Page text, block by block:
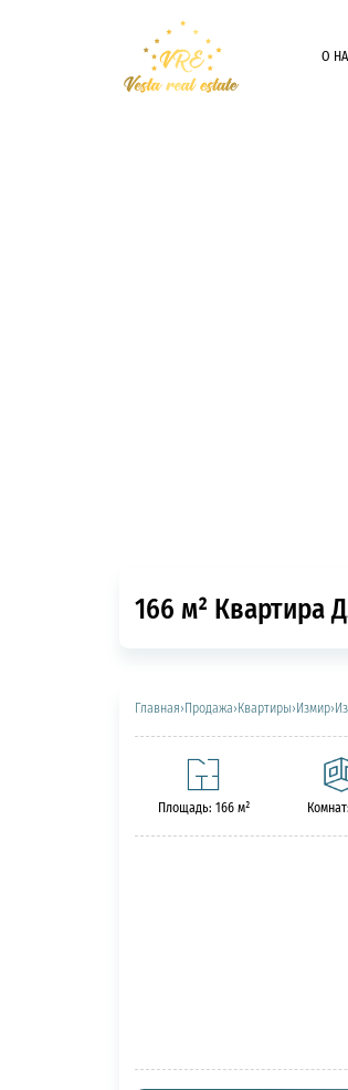
О
166 м² Квартира
Главная›Продажа›Квартиры›Измир›
Площадь: 166 м²